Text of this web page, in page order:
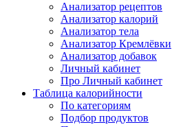
Анализатор рецептов
Анализатор калорий
Анализатор тела
Анализатор Кремлёвки
Анализатор добавок
Личный кабинет
Про Личный кабинет
Таблица калорийности
По категориям
Подбор продуктов